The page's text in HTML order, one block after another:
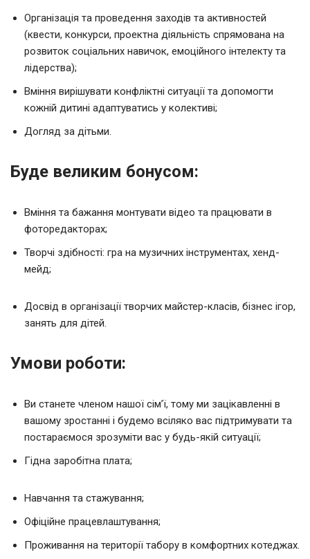
Організація та проведення заходів та активностей
(квести, конкурси, проектна діяльність спрямована на
розвиток соціальних навичок, емоційного інтелекту та
лідерства);
Вміння вирішувати конфліктні ситуації та допомогти
кожній дитині адаптуватись у колективі;
Догляд за дітьми.
Буде великим бонусом:
Вміння та бажання монтувати відео та працювати в
фоторедакторах;
Творчі здібності: гра на музичних інструментах, хенд-
мейд;
Досвід в організації творчих майстер-класів, бізнес ігор,
занять для дітей.
Умови роботи:
Ви станете членом нашої сім’ї, тому ми зацікавленні в
вашому зростанні і будемо всіляко вас підтримувати та
постараємося зрозуміти вас у будь-якій ситуації;
Гідна заробітна плата;
Навчання та стажування;
Офіційне працевлаштування;
Проживання на території табору в комфортних котеджах.